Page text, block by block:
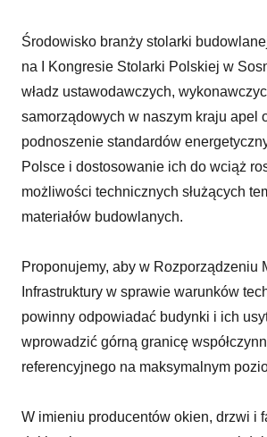
Środowisko branży stolarki
na I Kongresie Stolarki Polskiej w
władz ustawodawczych,
samorządowych w naszym kraju apel
podnoszenie standardów
Polsce i dostosowanie ich do wciąż
możliwości technicznych służących
materiałów budowlanych.
Proponujemy, aby w Rozporządzeniu
Infrastruktury w sprawie warunków
powinny odpowiadać budynki i ich
wprowadzić górną granicę
referencyjnego na maksymalnym
W imieniu producentów okien, drzwi i